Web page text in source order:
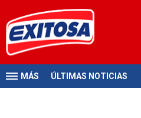
MÁS ÚLTIMAS NOTICIAS